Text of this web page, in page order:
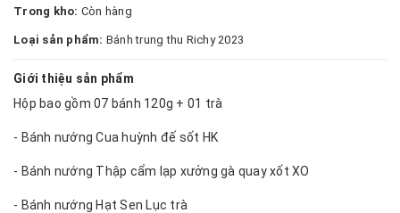
Trong kho: Còn hàng
Loại sản phẩm: Bánh trung thu Richy 2023
Giới thiệu sản phẩm
Hộp bao gồm 07 bánh 120g + 01 trà
- Bánh nướng Cua huỳnh đế sốt HK
- Bánh nướng Thập cẩm lạp xưởng gà quay xốt XO
- Bánh nướng Hạt Sen Lục trà